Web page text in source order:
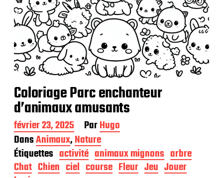
Coloriage Parc enchanteur
d’animaux amusants
D
a
t
e
d
février 23, 2025 ParHugo
DansAnimaux,Nature
Étiquettes activité animaux mignons arbre
Chat Chien ciel course Fleur Jeu Jouer